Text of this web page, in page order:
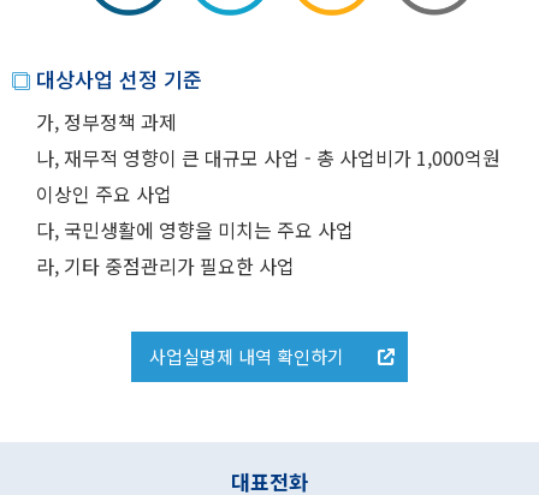
대상사업 선정 기준
가, 정부정책 과제
나, 재무적 영향이 큰 대규모 사업 - 총 사업비가 1,000억원
이상인 주요 사업
다, 국민생활에 영향을 미치는 주요 사업
라, 기타 중점관리가 필요한 사업
사업실명제 내역 확인하기
대표전화